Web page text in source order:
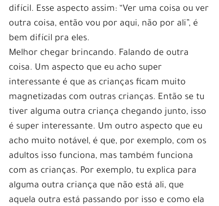
difícil. Esse aspecto assim: “Ver uma coisa ou ver
outra coisa, então vou por aqui, não por ali”, é
bem difícil pra eles.
Melhor chegar brincando. Falando de outra
coisa. Um aspecto que eu acho super
interessante é que as crianças ficam muito
magnetizadas com outras crianças. Então se tu
tiver alguma outra criança chegando junto, isso
é super interessante. Um outro aspecto que eu
acho muito notável, é que, por exemplo, com os
adultos isso funciona, mas também funciona
com as crianças. Por exemplo, tu explica para
alguma outra criança que não está ali, que
aquela outra está passando por isso e como ela